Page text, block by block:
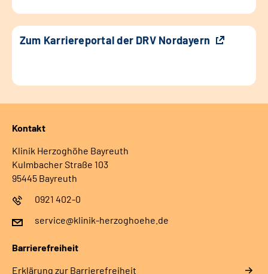
Zum Karriereportal der DRV Nordayern
Kontakt
Klinik Herzoghöhe Bayreuth
Kulmbacher Straße 103
95445 Bayreuth
0921 402-0
service@klinik-herzoghoehe.de
Barrierefreiheit
Erklärung zur Barrierefreiheit